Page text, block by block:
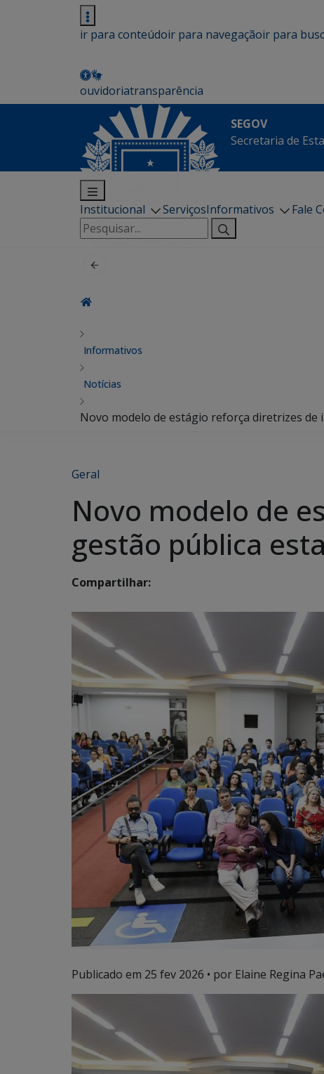
ir para conteúdoir para navegaçãoir para
ouvidoriatransparência
SEGOV
Secretaria de
Institucional ServiçosInformativos
Fale
Pesquisar
por:
Informativos
Notícias
Novo modelo de estágio reforça diretrizes de
Geral
Novo modelo de
gestão pública
Compartilhar:
Publicado em 25 fev 2026 • por Elaine Regina